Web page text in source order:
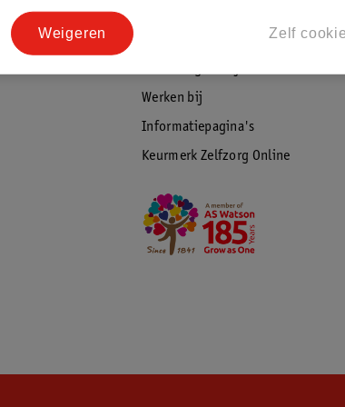
Werken bij
Informatiepagina's
Keurmerk Zelfzorg Online
Zelf
Weigeren